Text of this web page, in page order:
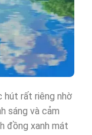
hút rất riêng nhờ
sáng và cảm
đồng xanh mát